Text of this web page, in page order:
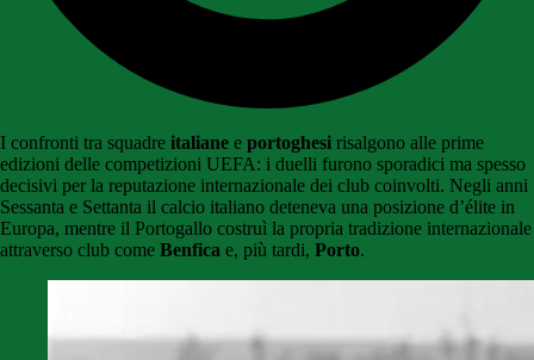
I confronti tra squadre italiane e portoghesi risalgono alle prime
edizioni delle competizioni UEFA: i duelli furono sporadici ma spesso
decisivi per la reputazione internazionale dei club coinvolti. Negli anni
Sessanta e Settanta il calcio italiano deteneva una posizione d’élite in
Europa, mentre il Portogallo costruì la propria tradizione internazionale
attraverso club come Benfica e, più tardi, Porto.